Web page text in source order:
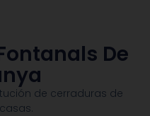
De
de cerraduras de